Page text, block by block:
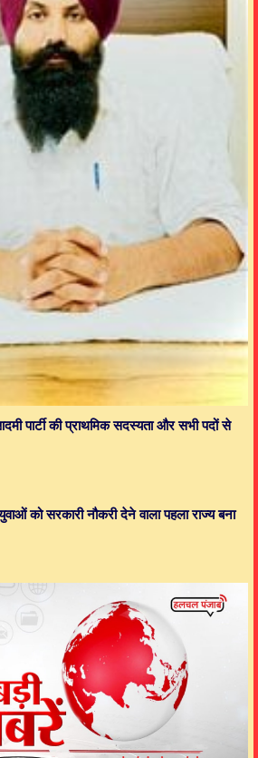
पार्टी की प्राथमिक सदस्यता और सभी पदों से
को सरकारी नौकरी देने वाला पहला राज्य बना